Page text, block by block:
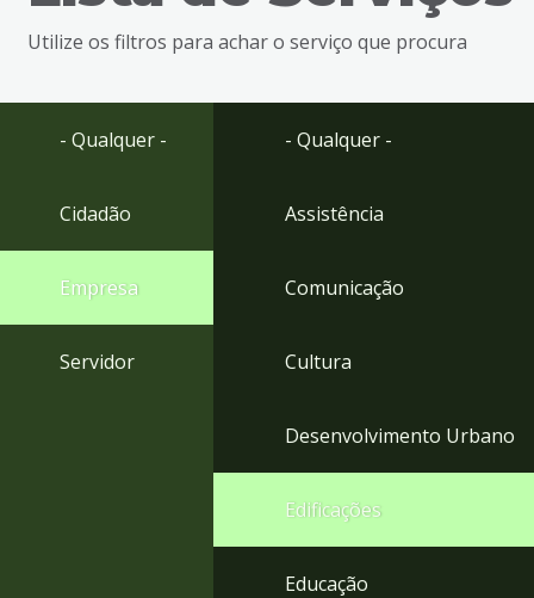
busca
Ir
Utilize os filtros para achar o serviço que procura
- Qualquer -
Cidadão
Empresa
Servidor
- Qualquer -
Assistência
Comunicação
Cultura
Desenvolvimento Urbano
Edificações
Educação